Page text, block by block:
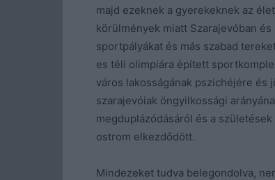
majd ezeknek a gyerekeknek az
körülmények miatt Szarajevóban
sportpályákat és más szabad
es téli olimpiára épített
város lakosságának pszichéjére és
szarajevóiak öngyilkossági
megduplázódásáról és a
ostrom elkezdődött.
Mindezeket tudva belegondolva,